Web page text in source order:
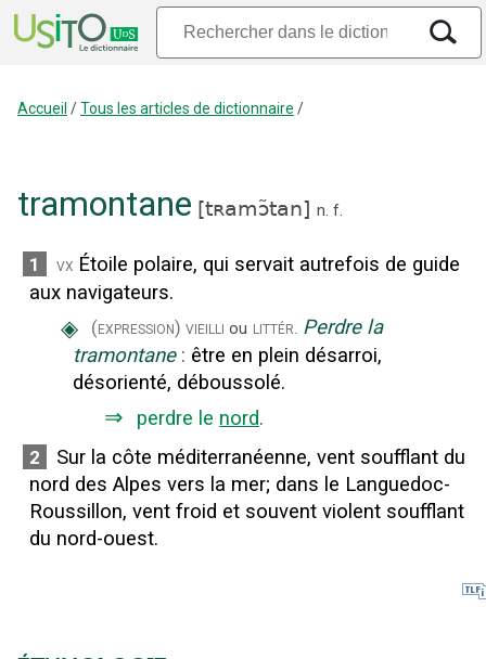
Accueil /Tous les articles de dictionnaire /
tramontane [tʀamɔ̃tan] n. f.
1 vx Étoile polaire, qui servait autrefois de guide
aux navigateurs.
◈ (expression) vieilli ou littér. Perdre la
tramontane : être en plein désarroi,
désorienté, déboussolé.
⇒ perdre le nord.
2
Sur la côte méditerranéenne, vent soufflant du
nord des Alpes vers la mer; dans le Languedoc-
Roussillon, vent froid et souvent violent soufflant
du nord-ouest.